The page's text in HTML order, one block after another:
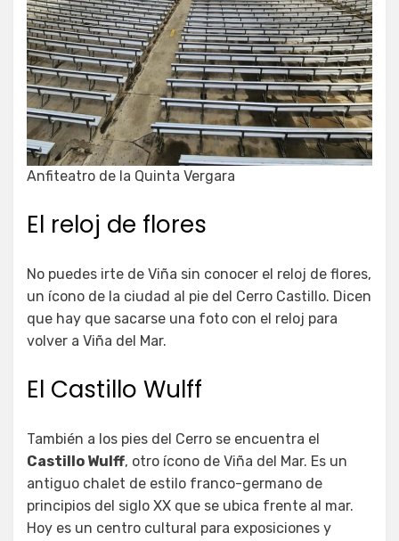
Anfiteatro de la Quinta Vergara
El reloj de flores
No puedes irte de Viña sin conocer el reloj de flores,
un ícono de la ciudad al pie del Cerro Castillo. Dicen
que hay que sacarse una foto con el reloj para
volver a Viña del Mar.
El Castillo Wulff
También a los pies del Cerro se encuentra el
Castillo Wulff, otro ícono de Viña del Mar. Es un
antiguo chalet de estilo franco-germano de
principios del siglo XX que se ubica frente al mar.
Hoy es un centro cultural para exposiciones y